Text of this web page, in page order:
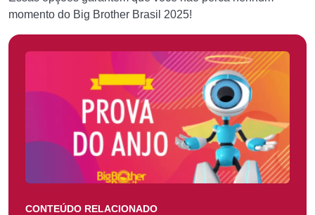
momento do Big Brother Brasil 2025!
CONTEÚDO RELACIONADO